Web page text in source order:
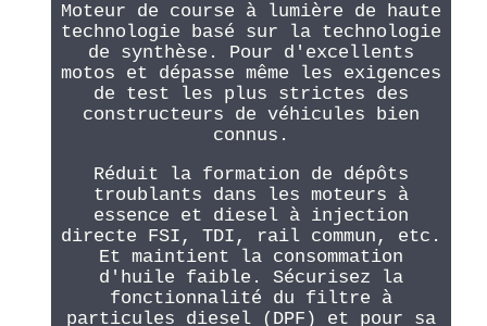
Moteur de course à lumière de haute
technologie basé sur la technologie
de synthèse. Pour d'excellents
motos et dépasse même les exigences
de test les plus strictes des
constructeurs de véhicules bien
connus.
Réduit la formation de dépôts
troublants dans les moteurs à
essence et diesel à injection
directe FSI, TDI, rail commun, etc.
Et maintient la consommation
d'huile faible. Sécurisez la
fonctionnalité du filtre à
particules diesel (DPF) et pour sa